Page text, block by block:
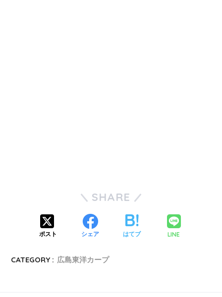
SHARE
ポスト シェア はてブ LINE
CATEGORY : 広島東洋カープ